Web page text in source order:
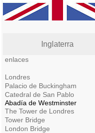
Inglaterra
enlaces
Londres
Palacio de Buckingham
Catedral de San Pablo
Abadía de Westminster
The Tower de Londres
Tower Bridge
London Bridge